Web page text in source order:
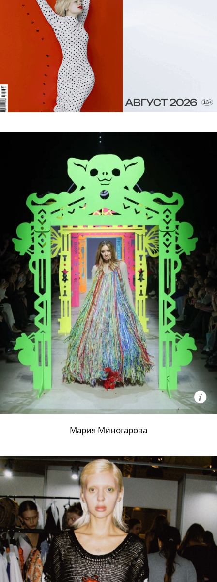
Мария Миногарова